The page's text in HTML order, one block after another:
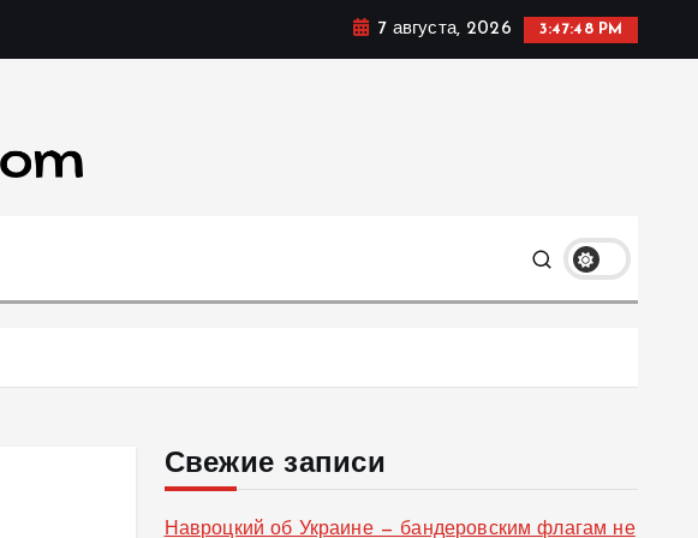
7 августа, 2026 3:47:49 PM
Свежие записи
Навроцкий об Украине — бандеровским флагам не